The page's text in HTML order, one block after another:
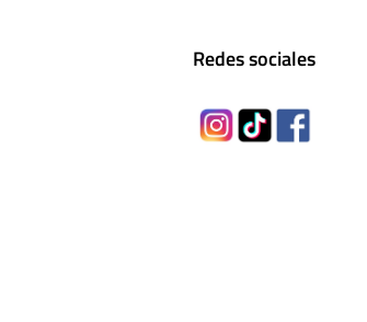
Redes sociales